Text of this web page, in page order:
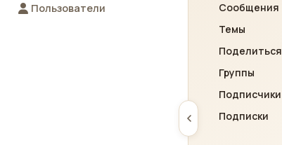
Пользователи
Сообщения
Темы
Поделиться
Группы
Подписчики
Подписки